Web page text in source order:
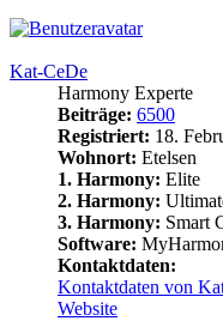
Kat-CeDe
Harmony Experte
Beiträge: 6500
Registriert: 18.
Wohnort: Etelsen
1. Harmony: Elite
2. Harmony:
3. Harmony: Smart
Software:
Kontaktdaten:
Kontaktdaten von
Website